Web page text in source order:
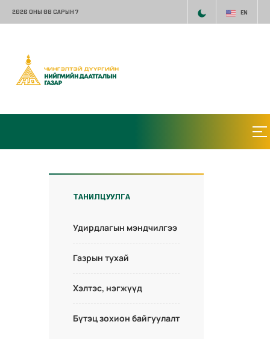
2026 ОНЫ 08 САРЫН 7 EN
ТАНИЛЦУУЛГА
Удирдлагын мэндчилгээ
Газрын тухай
Хэлтэс, нэгжүүд
Бүтэц зохион байгуулалт